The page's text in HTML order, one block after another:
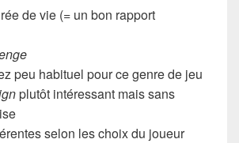
de vie (= un bon rapport
peu habituel pour ce genre de jeu
plutôt intéressant mais sans
selon les choix du joueur